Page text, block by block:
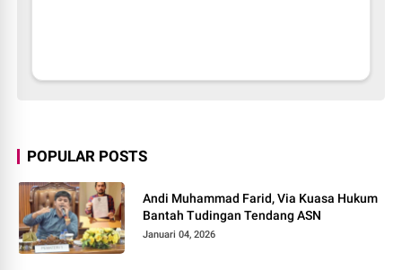
POPULAR POSTS
Andi Muhammad Farid, Via Kuasa Hukum
Bantah Tudingan Tendang ASN
Januari 04, 2026